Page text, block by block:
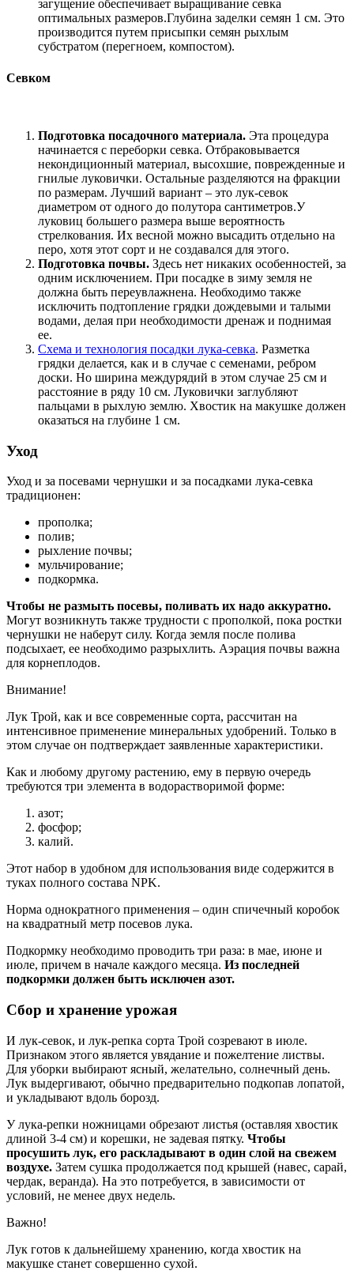
загущение обеспечивает выращивание севка
оптимальных размеров.Глубина заделки семян 1 см. Это
производится путем присыпки семян рыхлым
субстратом (перегноем, компостом).
Севком
Подготовка посадочного материала. Эта процедура
начинается с переборки севка. Отбраковывается
некондиционный материал, высохшие, поврежденные и
гнилые луковички. Остальные разделяются на фракции
по размерам. Лучший вариант – это лук-севок
диаметром от одного до полутора сантиметров.У
луковиц большего размера выше вероятность
стрелкования. Их весной можно высадить отдельно на
перо, хотя этот сорт и не создавался для этого.
Подготовка почвы. Здесь нет никаких особенностей, за
одним исключением. При посадке в зиму земля не
должна быть переувлажнена. Необходимо также
исключить подтопление грядки дождевыми и талыми
водами, делая при необходимости дренаж и поднимая
ее.
Схема и технология посадки лука-севка. Разметка
грядки делается, как и в случае с семенами, ребром
доски. Но ширина междурядий в этом случае 25 см и
расстояние в ряду 10 см. Луковички заглубляют
пальцами в рыхлую землю. Хвостик на макушке должен
оказаться на глубине 1 см.
Уход
Уход и за посевами чернушки и за посадками лука-севка
традиционен:
прополка;
полив;
рыхление почвы;
мульчирование;
подкормка.
Чтобы не размыть посевы, поливать их надо аккуратно.
Могут возникнуть также трудности с прополкой, пока ростки
чернушки не наберут силу. Когда земля после полива
подсыхает, ее необходимо разрыхлить. Аэрация почвы важна
для корнеплодов.
Внимание!
Лук Трой, как и все современные сорта, рассчитан на
интенсивное применение минеральных удобрений. Только в
этом случае он подтверждает заявленные характеристики.
Как и любому другому растению, ему в первую очередь
требуются три элемента в водорастворимой форме:
азот;
фосфор;
калий.
Этот набор в удобном для использования виде содержится в
туках полного состава NPK.
Норма однократного применения – один спичечный коробок
на квадратный метр посевов лука.
Подкормку необходимо проводить три раза: в мае, июне и
июле, причем в начале каждого месяца. Из последней
подкормки должен быть исключен азот.
Сбор и хранение урожая
И лук-севок, и лук-репка сорта Трой созревают в июле.
Признаком этого является увядание и пожелтение листвы.
Для уборки выбирают ясный, желательно, солнечный день.
Лук выдергивают, обычно предварительно подкопав лопатой,
и укладывают вдоль борозд.
У лука-репки ножницами обрезают листья (оставляя хвостик
длиной 3-4 см) и корешки, не задевая пятку. Чтобы
просушить лук, его раскладывают в один слой на свежем
воздухе. Затем сушка продолжается под крышей (навес, сарай,
чердак, веранда). На это потребуется, в зависимости от
условий, не менее двух недель.
Важно!
Лук готов к дальнейшему хранению, когда хвостик на
макушке станет совершенно сухой.